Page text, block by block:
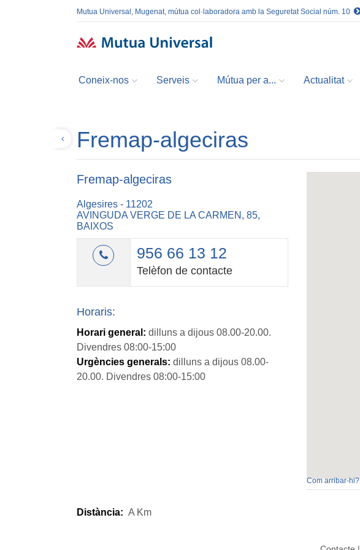
Mutua Universal, Mugenat, mútua col·laboradora amb la Seguretat Social núm. 10
Coneix-nos Serveis Mútua per a... Actualitat
Fremap-algeciras
Fremap-algeciras
Algesires - 11202
AVINGUDA VERGE DE LA CARMEN, 85,
BAIXOS
956 66 13 12
Telèfon de contacte
Horaris:
Horari general: dilluns a dijous 08.00-20.00.
Divendres 08:00-15:00
Urgències generals: dilluns a dijous 08.00-
20.00. Divendres 08:00-15:00
Com arribar-hi?
Distància: A Km